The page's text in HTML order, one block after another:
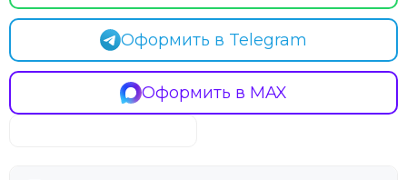
Оформить в Telegram
Оформить в MAX